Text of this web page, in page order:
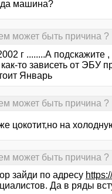
машина?
может быть причина ?
г ........А
то зависеть от ЭБУ
Январь
может быть причина ?
цокотит,но на
может быть причина ?
зайди по адресу
Да в ряды